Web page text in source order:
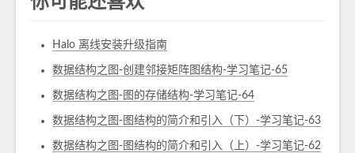
Halo 离线安装升级指南
数据结构之图-创建邻接矩阵图结构-学习笔记-65
数据结构之图-图的存储结构-学习笔记-64
数据结构之图-图结构的简介和引入（下）-学习笔记-63
数据结构之图-图结构的简介和引入（上）-学习笔记-62